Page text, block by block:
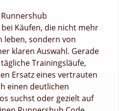
Käufen, die nicht mehr
leben, sondern von
klaren Auswahl. Gerade
Trainingsläufe,
Ersatz eines vertrauten
einen deutlichen
suchst oder gezielt auf